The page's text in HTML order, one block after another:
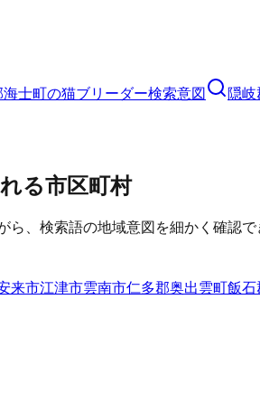
海士町の猫ブリーダー検索意図 隠
る市区町村
ら、検索語の地域意図を細かく確認で
来市江津市雲南市仁多郡奥出雲町飯石